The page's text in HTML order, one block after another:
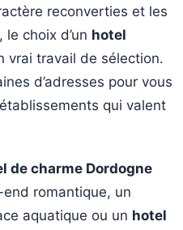
reconverties et les
choix d’un hotel
vrai travail de sélection.
d’adresses pour vous
qui valent
de charme Dordogne
romantique, un
aquatique ou un hotel